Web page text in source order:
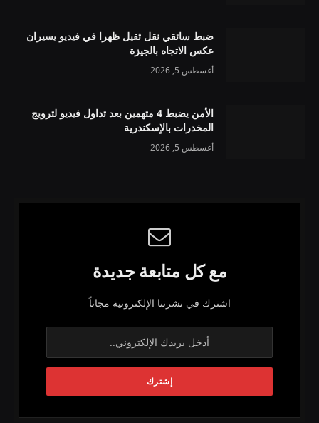
ضبط سائقي نقل ثقيل ظهرا في فيديو يسيران
عكس الاتجاه بالجيزة
أغسطس 5, 2026
الأمن يضبط 4 متهمين بعد تداول فيديو لترويج
المخدرات بالإسكندرية
أغسطس 5, 2026
مع كل متابعة جديدة
اشترك في نشرتنا الإلكترونية مجاناً